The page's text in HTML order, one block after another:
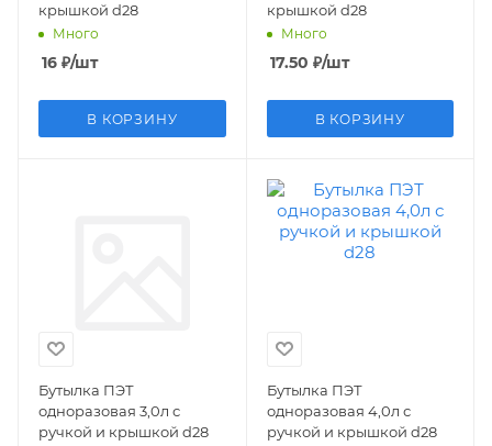
крышкой d28
Много
16 ₽/шт
В КОРЗИНУ
крышкой d28
Много
17.50 ₽/шт
В КОРЗИНУ
Бутылка ПЭТ
одноразовая 3,0л с
ручкой и крышкой d28
Бутылка ПЭТ
одноразовая 4,0л с
ручкой и крышкой d28